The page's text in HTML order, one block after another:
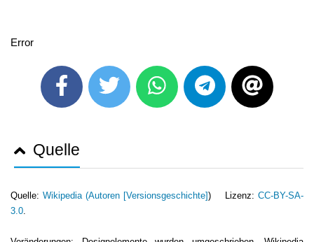
Error
Quelle
Quelle: Wikipedia (Autoren [Versionsgeschichte]) Lizenz: CC-BY-SA-
3.0.